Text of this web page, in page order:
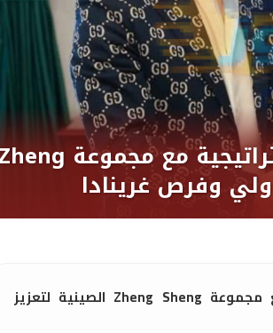
علي الدكروري يقود مباحثات استراتيجية مع مجموعة Zheng Sheng الصينية لتعزيز